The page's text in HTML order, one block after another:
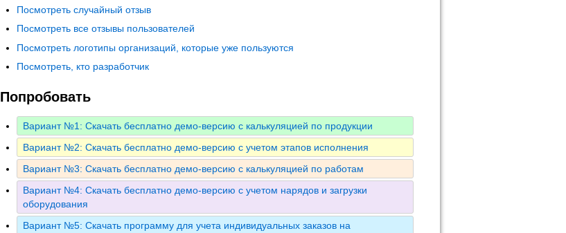
Посмотреть случайный отзыв
Посмотреть все отзывы пользователей
Посмотреть логотипы организаций, которые уже пользуются
Посмотреть, кто разработчик
Попробовать
Вариант №1: Скачать бесплатно демо-версию с калькуляцией по продукции
Вариант №2: Скачать бесплатно демо-версию с учетом этапов исполнения
Вариант №3: Скачать бесплатно демо-версию с калькуляцией по работам
Вариант №4: Скачать бесплатно демо-версию с учетом нарядов и загрузки
оборудования
Вариант №5: Скачать программу для учета индивидуальных заказов на